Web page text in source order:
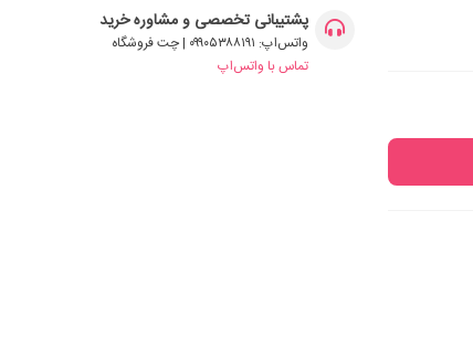
پشتیبانی تخصصی و مشاوره خرید
واتس‌اپ: ۰۹۹۰۵۳۸۸۱۹۱ | چت فروشگاه
تماس با واتس‌اپ